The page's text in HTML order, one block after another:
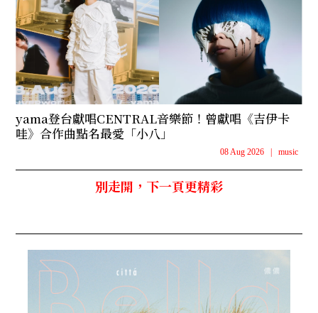
yama登台獻唱CENTRAL音樂節！曾獻唱《吉伊卡
哇》合作曲點名最愛「小八」
08 Aug 2026 music
別走開，下一頁更精彩